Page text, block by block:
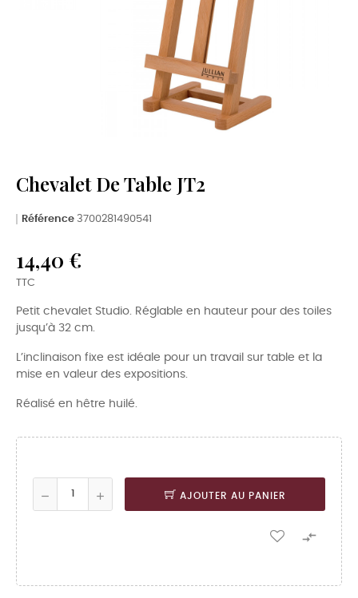
Chevalet De Table JT2
Référence 3700281490541
14,40 €
TTC
Petit chevalet Studio. Réglable en hauteur pour des toiles
jusqu’à 32 cm.
L’inclinaison fixe est idéale pour un travail sur table et la
mise en valeur des expositions.
Réalisé en hêtre huilé.
AJOUTER AU PANIER
